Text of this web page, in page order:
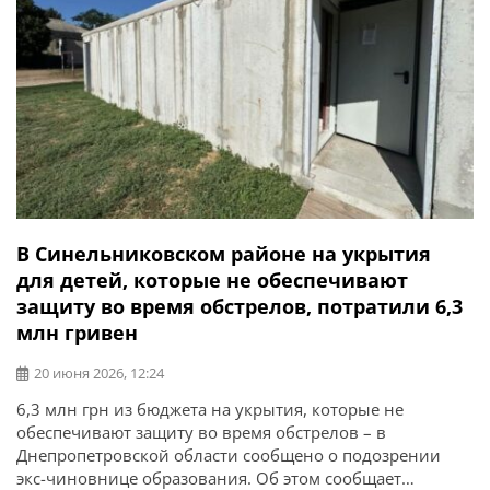
В Синельниковском районе на укрытия
для детей, которые не обеспечивают
защиту во время обстрелов, потратили 6,3
млн гривен
20 июня 2026, 12:24
6,3 млн грн из бюджета на укрытия, которые не
обеспечивают защиту во время обстрелов – в
Днепропетровской области сообщено о подозрении
экс-чиновнице образования. Об этом сообщает